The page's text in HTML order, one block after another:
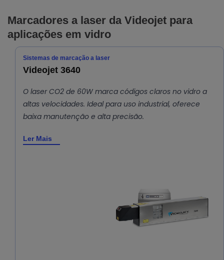
Marcadores a laser da Videojet para
aplicações em vidro
Sistemas de marcação a laser
Videojet 3640
O laser CO2 de 60W marca códigos claros no vidro a
altas velocidades. Ideal para uso industrial, oferece
baixa manutenção e alta precisão.
Ler Mais